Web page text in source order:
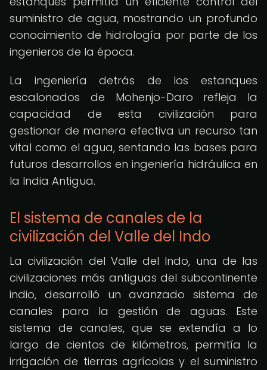
suministro de agua, mostrando un profundo
conocimiento de hidrología por parte de los
ingenieros de la época.
La ingeniería detrás de los estanques
escalonados de Mohenjo-Daro refleja la
capacidad de esta civilización para
gestionar de manera efectiva un recurso tan
vital como el agua, sentando las bases para
futuros desarrollos en ingeniería hidráulica en
la India Antigua.
El sistema de canales de la
civilización del Valle del Indo
La civilización del Valle del Indo, una de las
civilizaciones más antiguas del subcontinente
indio, desarrolló un avanzado sistema de
canales para la gestión de aguas. Este
sistema de canales, que se extendía a lo
largo de cientos de kilómetros, permitía la
irrigación de tierras agrícolas y el suministro